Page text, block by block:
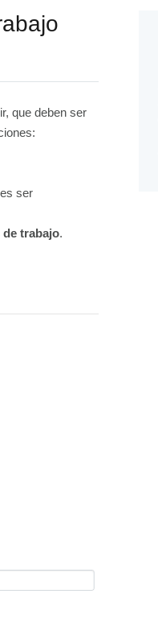
que deben ser
ser
trabajo.